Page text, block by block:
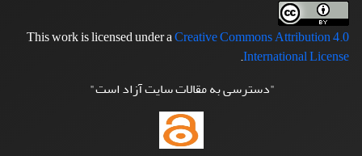
This work is licensed under aCreative Commons Attribution 4.0
International License
.
"دسترسی به مقالات سایت آزاد است"